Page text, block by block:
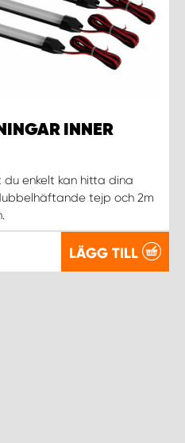
INNER
enkelt kan hitta dina
tejp och 2m
LÄGG TILL